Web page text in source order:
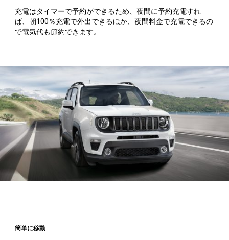
充電はタイマーで予約ができるため、夜間に予約充電すれ
ば、朝100％充電で外出できるほか、夜間料金で充電できるの
で電気代も節約できます。
簡単に移動